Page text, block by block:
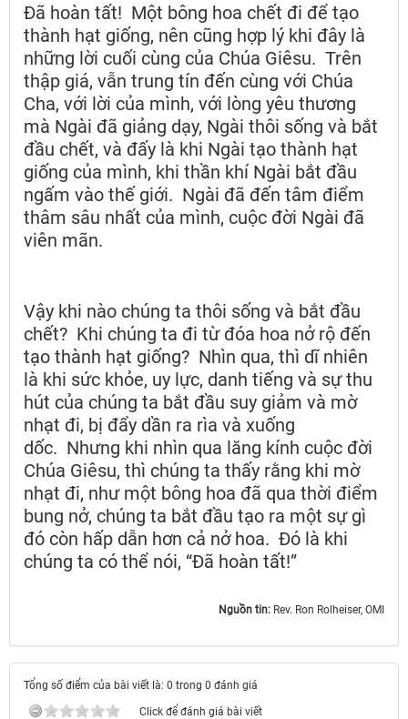
Đã hoàn tất! Một bông hoa chết đi để tạo
thành hạt giống, nên cũng hợp lý khi đây là
những lời cuối cùng của Chúa Giêsu. Trên
thập giá, vẫn trung tín đến cùng với Chúa
Cha, với lời của mình, với lòng yêu thương
mà Ngài đã giảng dạy, Ngài thôi sống và bắt
đầu chết, và đấy là khi Ngài tạo thành hạt
giống của mình, khi thần khí Ngài bắt đầu
ngấm vào thế giới. Ngài đã đến tâm điểm
thâm sâu nhất của mình, cuộc đời Ngài đã
viên mãn.
Vậy khi nào chúng ta thôi sống và bắt đầu
chết? Khi chúng ta đi từ đóa hoa nở rộ đến
tạo thành hạt giống? Nhìn qua, thì dĩ nhiên
là khi sức khỏe, uy lực, danh tiếng và sự thu
hút của chúng ta bắt đầu suy giảm và mờ
nhạt đi, bị đẩy dần ra rìa và xuống
dốc. Nhưng khi nhìn qua lăng kính cuộc đời
Chúa Giêsu, thì chúng ta thấy rằng khi mờ
nhạt đi, như một bông hoa đã qua thời điểm
bung nở, chúng ta bắt đầu tạo ra một sự gì
đó còn hấp dẫn hơn cả nở hoa. Đó là khi
chúng ta có thể nói, “Đã hoàn tất!”
Nguồn tin: Rev. Ron Rolheiser, OMI
Tổng số điểm của bài viết là: 0 trong 0 đánh giá
Click để đánh giá bài viết